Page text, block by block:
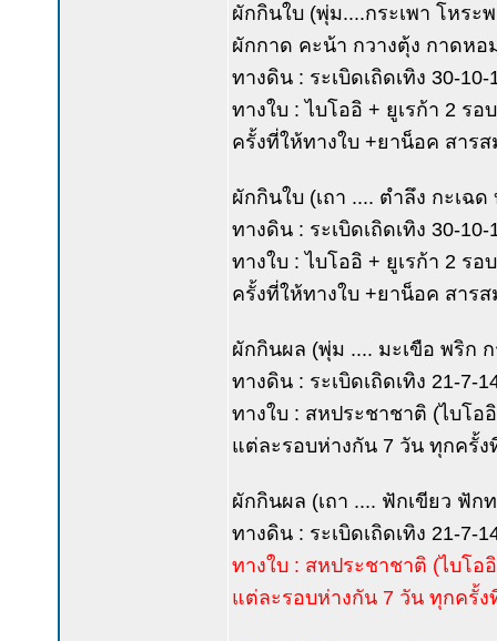
ผักกินใบ (พุ่ม....กระเพา โหร
ผักกาด คะน้า กวางตุ้ง กาดห
ทางดิน : ระเบิดเถิดเทิง 30-
ทางใบ : ไบโออิ + ยูเรก้า 2 ร
ครั้งที่ให้ทางใบ +ยาน็อค สาร
ผักกินใบ (เถา .... ตำลึง กะเฉด
ทางดิน : ระเบิดเถิดเทิง 30-
ทางใบ : ไบโออิ + ยูเรก้า 2 ร
ครั้งที่ให้ทางใบ +ยาน็อค สาร
ผักกินผล (พุ่ม .... มะเขือ พริก ก
ทางดิน : ระเบิดเถิดเทิง 21-
ทางใบ : สหประชาชาติ (ไบโอ
แต่ละรอบห่างกัน 7 วัน ทุกครั้
ผักกินผล (เถา .... ฟักเขียว ฟัก
ทางดิน : ระเบิดเถิดเทิง 21-
ทางใบ : สหประชาชาติ (ไบโอ
แต่ละรอบห่างกัน 7 วัน ทุกครั้